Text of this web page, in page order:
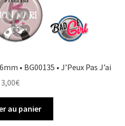
• BG00135 • J’Peux Pas J’ai
3,00€
au panier